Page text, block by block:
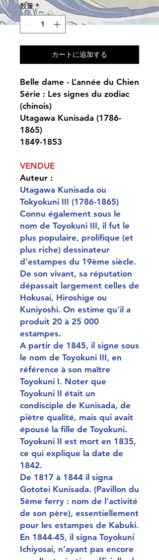
数量 *
カートに追加する
Belle dame - L’année du Chien
Série : Les signes du zodiac
(chinois)
Utagawa Kunisada (1786-
1865)
1849-1853
VENDUE
Auteur :
Utagawa Kunisada ou
Tokyokuni III (1786-1865)
Connu également sous le
nom de Toyokuni III, il fut le
plus populaire, prolifique (et
plus riche) dessinateur
d’estampes du 19ème siècle.
De son vivant, sa réputation
dépassait largement celles de
Hokusai, Hiroshige ou
Kuniyoshi. On estime qu’il a
produit 20 à 25 000
estampes.
A partir de 1845, il signe sous
le nom de Toyokuni III, en
référence à son maître
Toyokuni I. Noter que
Toyokuni II était un
condisciple de Kunisada, de
piètre qualité, mais qui avait
épousé la fille de Toyokuni.
Toyokuni II est mort en 1835,
ce qui explique la date de
1842.
De 1817 à 1844 il signa
Gototei Kunisada. (Pavillon du
5ème ferry : nom de l’activité
de son père), essentiellement
pour les estampes de Kabuki.
En 1844-45, il signa Toyokuni
Ichiyosai, n’ayant pas encore